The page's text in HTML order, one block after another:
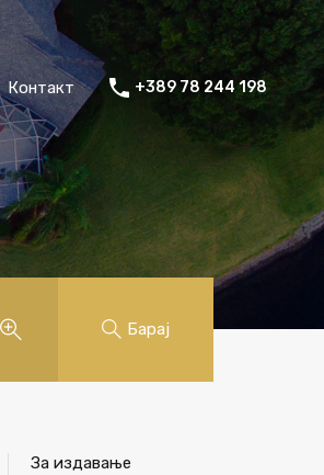
Контакт +389 78 244 198
Барај
За издавање